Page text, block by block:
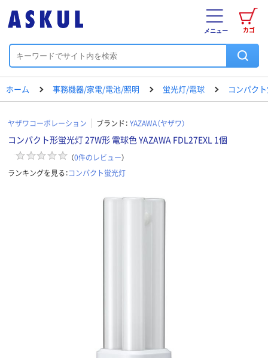
カゴ
メニュー
ホーム 事務機器/家電/電池/照明 蛍光灯/電球 コンパク
ヤザワコーポレーション ブランド： YAZAWA（ヤザワ）
コンパクト形蛍光灯 27W形 電球色 YAZAWA FDL27EXL 1個
（0件のレビュー）
ランキングを見る：コンパクト蛍光灯